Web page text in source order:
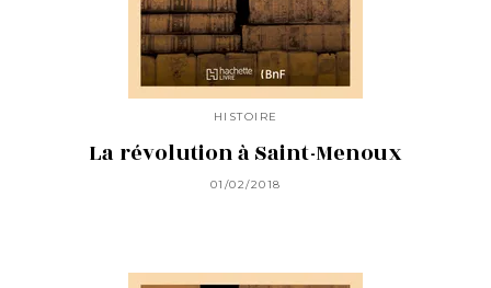
HISTOIRE
La révolution à Saint-Menoux
01/02/2018